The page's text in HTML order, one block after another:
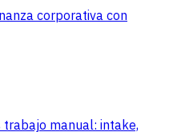
corporativa con
manual: intake,